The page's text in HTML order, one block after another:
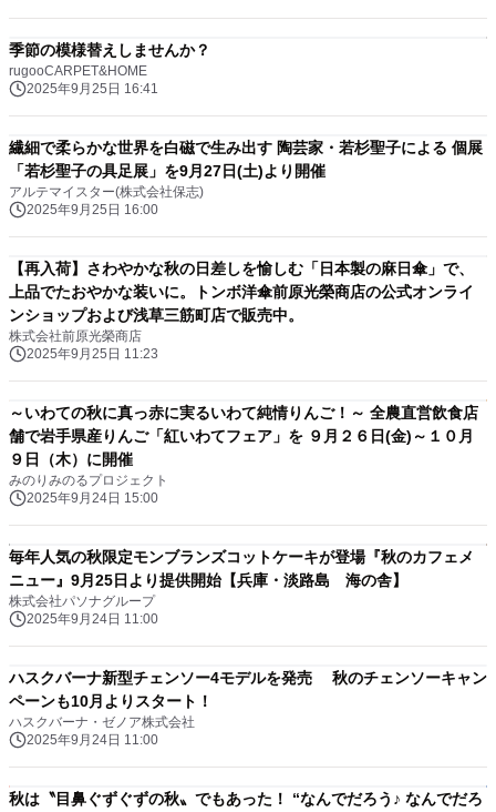
季節の模様替えしませんか？
rugooCARPET&HOME
2025年9月25日 16:41
繊細で柔らかな世界を白磁で生み出す 陶芸家・若杉聖子による 個展
「若杉聖子の具足展」を9月27日(土)より開催
アルテマイスター(株式会社保志)
2025年9月25日 16:00
【再入荷】さわやかな秋の日差しを愉しむ「日本製の麻日傘」で、
上品でたおやかな装いに。トンボ洋傘前原光榮商店の公式オンライ
ンショップおよび浅草三筋町店で販売中。
株式会社前原光榮商店
2025年9月25日 11:23
～いわての秋に真っ赤に実るいわて純情りんご！～ 全農直営飲食店
舗で岩手県産りんご「紅いわてフェア」を ９月２６日(金)～１０月
９日（木）に開催
みのりみのるプロジェクト
2025年9月24日 15:00
毎年人気の秋限定モンブランズコットケーキが登場『秋のカフェメ
ニュー』9月25日より提供開始【兵庫・淡路島 海の舎】
株式会社パソナグループ
2025年9月24日 11:00
ハスクバーナ新型チェンソー4モデルを発売 秋のチェンソーキャン
ペーンも10月よりスタート！
ハスクバーナ・ゼノア株式会社
2025年9月24日 11:00
秋は〝目鼻ぐずぐずの秋〟でもあった！ “なんでだろう♪ なんでだろ